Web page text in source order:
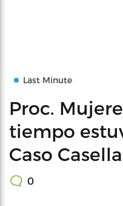
Last Minute
Proc.
tiempo
Caso
0